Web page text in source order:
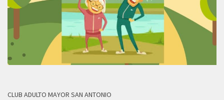
CLUB ADULTO MAYOR SAN ANTONIO